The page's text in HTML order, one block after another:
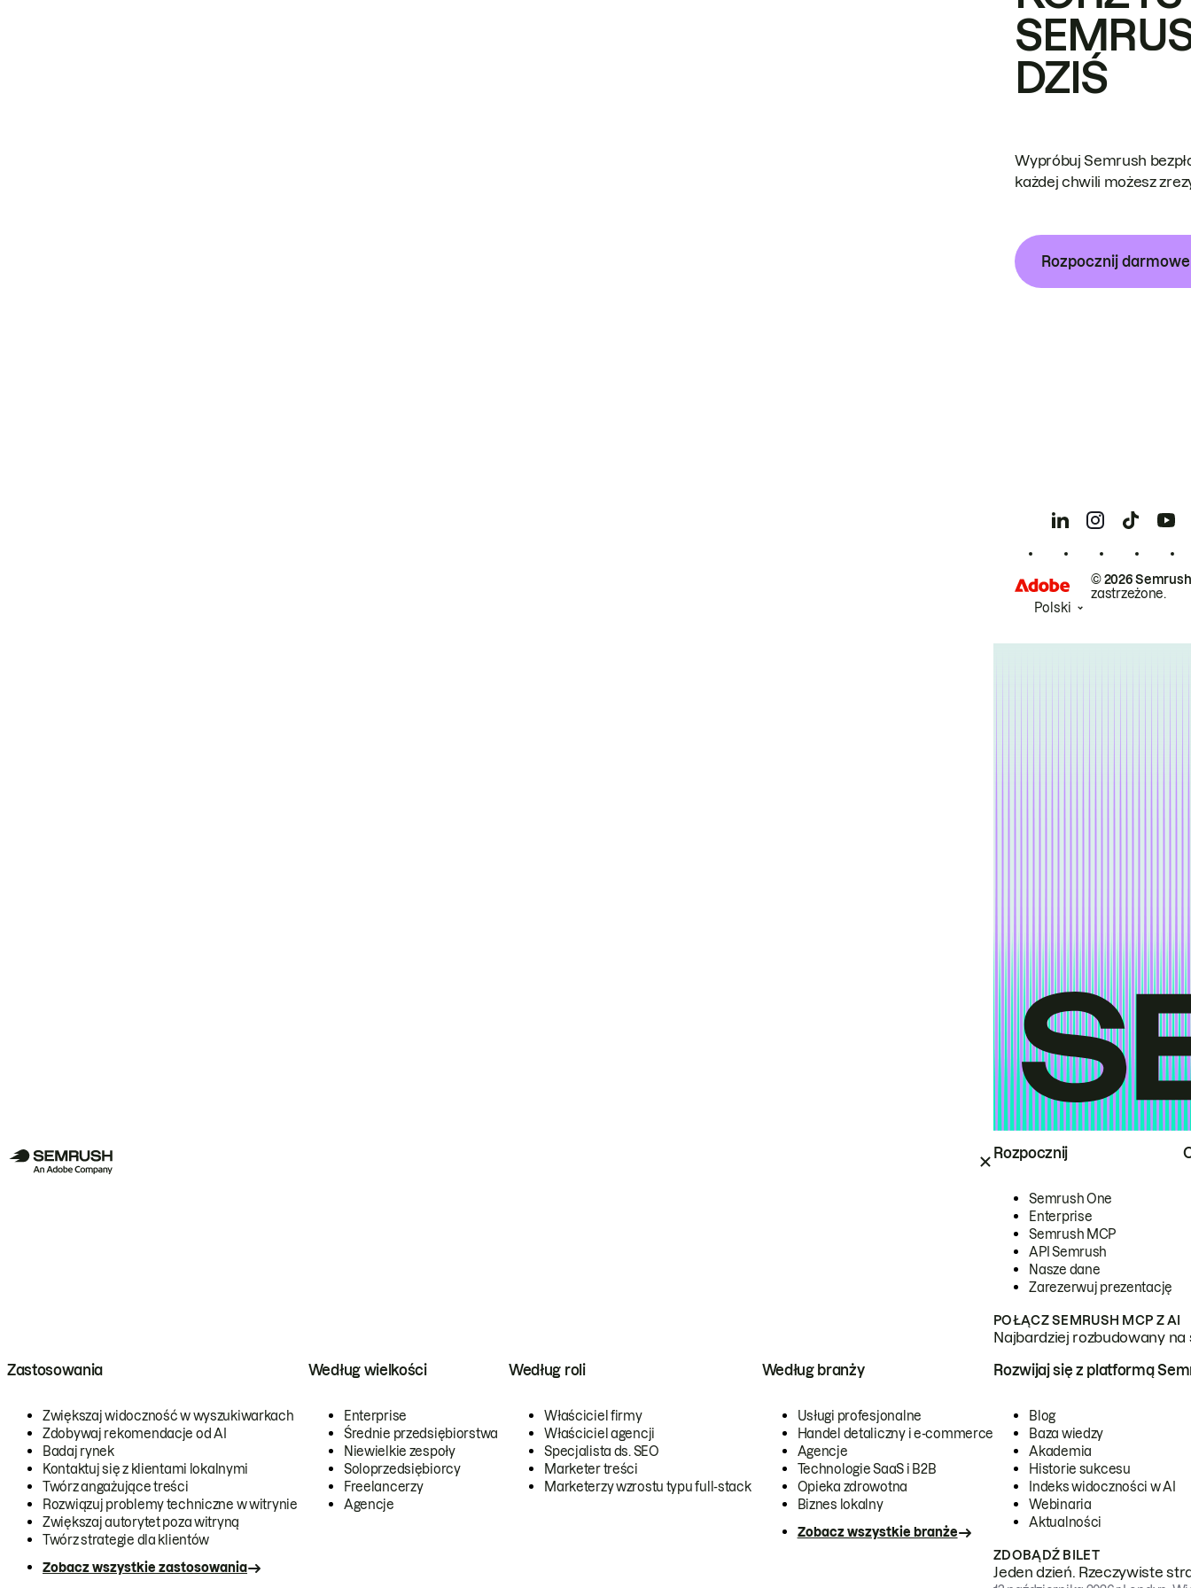
Rozpocznij
Semrush One
Enterprise
Semrush MCP
API Semrush
Nasze dane
Zarezerwuj prezentację
POŁĄCZ SEMRUSH MCP Z AI
Najbardziej rozbudowany
Zastosowania
Zwiększaj widoczność w wyszukiwarkach
Zdobywaj rekomendacje od AI
Badaj rynek
Kontaktuj się z klientami lokalnymi
Twórz angażujące treści
Rozwiązuj problemy techniczne w witrynie
Zwiększaj autorytet poza witryną
Twórz strategie dla klientów
Zobacz wszystkie zastosowania
Według wielkości
Enterprise
Średnie przedsiębiorstwa
Niewielkie zespoły
Soloprzedsiębiorcy
Freelancerzy
Agencje
Według roli
Właściciel firmy
Właściciel agencji
Specjalista ds. SEO
Marketer treści
Marketerzy wzrostu typu full-stack
Według branży
Usługi profesjonalne
Handel detaliczny i e-commerce
Agencje
Technologie SaaS i B2B
Opieka zdrowotna
Biznes lokalny
Zobacz wszystkie branże
Rozwijaj się z platformą
Blog
Baza wiedzy
Akademia
Historie sukcesu
Indeks widoczności w AI
Webinaria
Aktualności
ZDOBĄDŹ BILET
Jeden dzień. Rzeczywiste
DZIŚ
Wypróbuj Semrush
każdej chwili możesz
Rozpocznij
© 2026
zastrzeżone.
Polski